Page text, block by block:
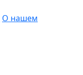
О нашем